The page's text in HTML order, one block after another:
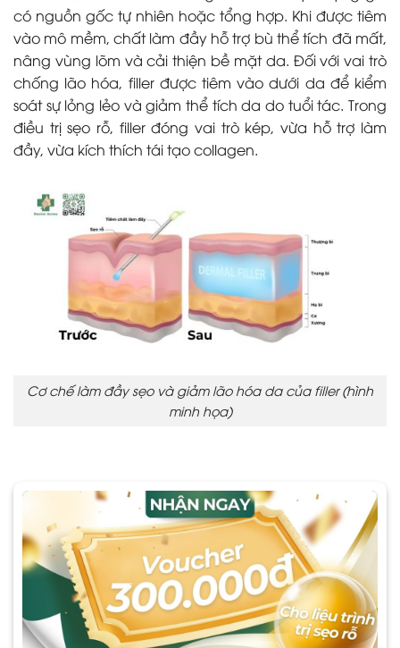
có nguồn gốc tự nhiên hoặc tổng hợp. Khi được tiêm
vào mô mềm, chất làm đầy hỗ trợ bù thể tích đã mất,
nâng vùng lõm và cải thiện bề mặt da. Đối với vai trò
chống lão hóa, filler được tiêm vào dưới da để kiểm
soát sự lỏng lẻo và giảm thể tích da do tuổi tác. Trong
điều trị sẹo rỗ, filler đóng vai trò kép, vừa hỗ trợ làm
đầy, vừa kích thích tái tạo collagen.
Cơ chế làm đầy sẹo và giảm lão hóa da của filler (hình
minh họa)